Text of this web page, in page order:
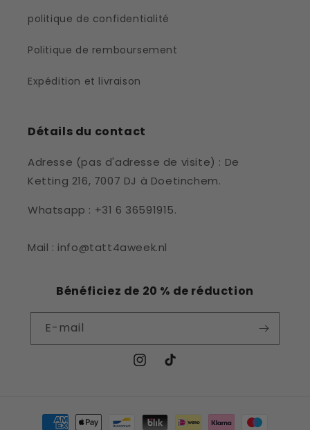
politique de confidentialité
Politique de remboursement
Expédition et livraison
Détails du contact
Adresse (pas d'adresse de visite) : De
Ketting 216, 7007 DJ à Doetinchem.
Whatsapp : +31 6 36591915.
Mail : info@tatt4aweek.nl
Bénéficiez de 20 % de réduction
E-mail
Instagram
TikTok
Moyens